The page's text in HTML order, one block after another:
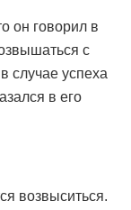
он говорил в
с
случае успеха
в его
возвыситься.